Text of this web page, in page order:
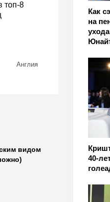
Как
на
40-
топ-8
Англия
видом